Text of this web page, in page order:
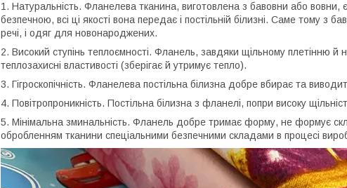
1. Натуральність. Фланелева тканина, виготовлена з бавовни або вовни,
безпечною, всі ці якості вона передає і постільній білизні. Саме тому з
речі, і одяг для новонароджених.
2. Високий ступінь теплоємності. Фланель, завдяки щільному плетінню й
теплозахисні властивості (зберігає й утримує тепло).
3. Гігроскопічність. Фланелева постільна білизна добре вбирає та
4. Повітропроникність. Постільна білизна з фланелі, попри високу
5. Мінімальна зминальність. Фланель добре тримає форму, не формує
обробленням тканини спеціальними безпечними складами в процесі